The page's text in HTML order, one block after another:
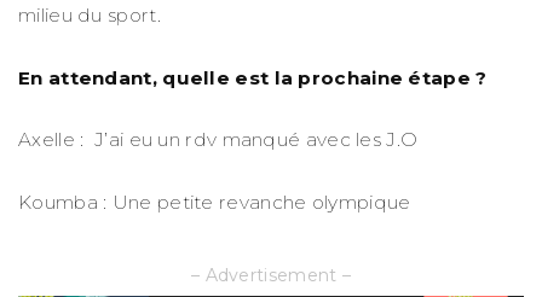
milieu du sport.
En attendant, quelle est la prochaine étape ?
Axelle : J’ai eu un rdv manqué avec les J.O
Koumba : Une petite revanche olympique
– Advertisement –